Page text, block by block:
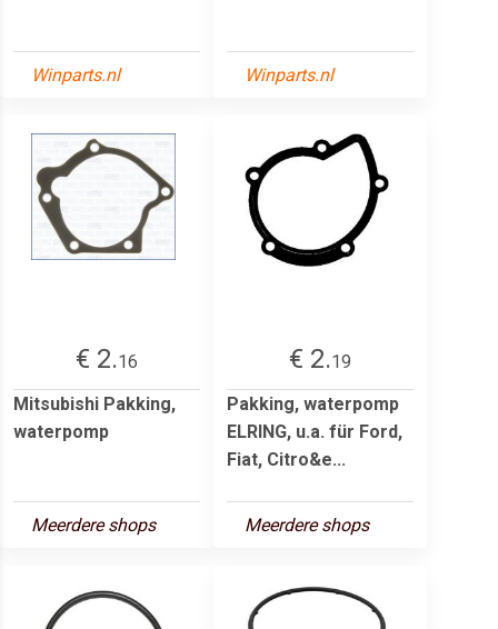
Winparts.nl Winparts.nl
€ 2.16
Mitsubishi Pakking,
waterpomp
Meerdere shops
€ 2.19
Pakking, waterpomp
ELRING, u.a. für Ford,
Fiat, Citro&e...
Meerdere shops